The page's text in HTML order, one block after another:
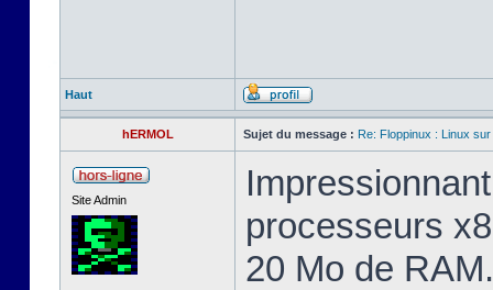
Haut
hERMOL Sujet du message : Re: Floppinux : Linux
Site Admin
processeurs
20 Mo de